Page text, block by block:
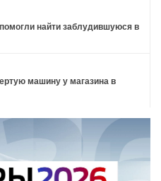
найти заблудившуюся в
машину у магазина в